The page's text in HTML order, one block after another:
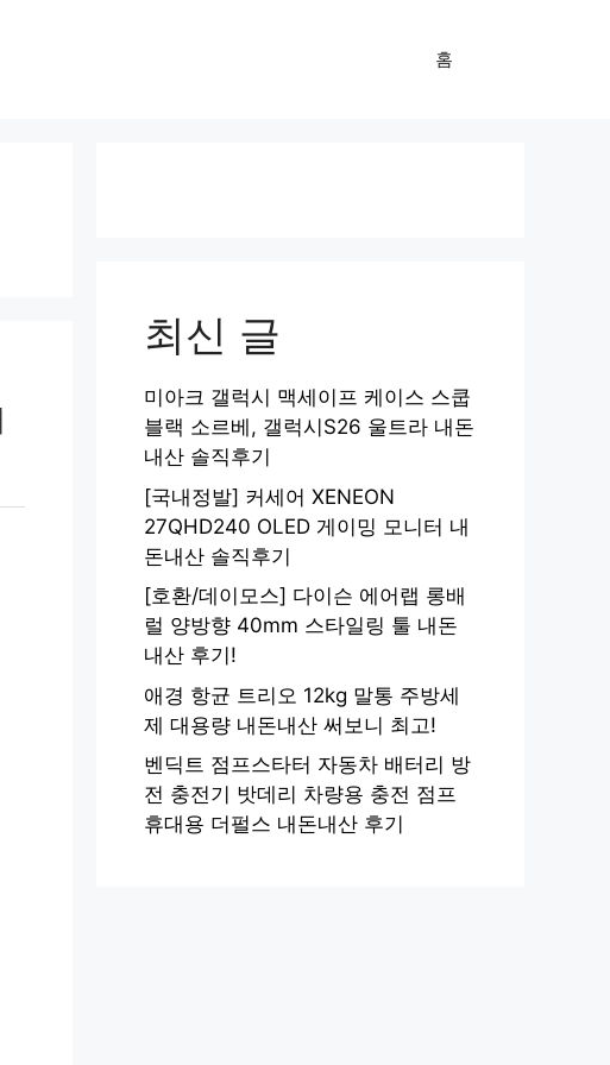
홈
최신 글
미아크 갤럭시 맥세이프 케이스 스쿱
블랙 소르베, 갤럭시S26 울트라 내돈
내산 솔직후기
[국내정발] 커세어 XENEON
27QHD240 OLED 게이밍 모니터 내
돈내산 솔직후기
[호환/데이모스] 다이슨 에어랩 롱배
럴 양방향 40mm 스타일링 툴 내돈
내산 후기!
애경 항균 트리오 12kg 말통 주방세
제 대용량 내돈내산 써보니 최고!
벤딕트 점프스타터 자동차 배터리 방
전 충전기 밧데리 차량용 충전 점프
휴대용 더펄스 내돈내산 후기